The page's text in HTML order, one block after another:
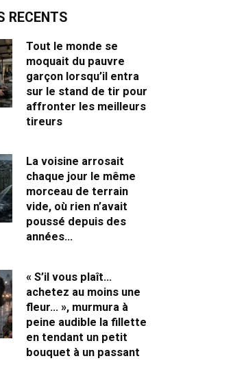
RECENTS
Tout le monde se
moquait du pauvre
garçon lorsqu’il entra
sur le stand de tir pour
affronter les meilleurs
tireurs
La voisine arrosait
chaque jour le même
morceau de terrain
vide, où rien n’avait
poussé depuis des
années…
« S’il vous plaît…
achetez au moins une
fleur… », murmura à
peine audible la fillette
en tendant un petit
bouquet à un passant